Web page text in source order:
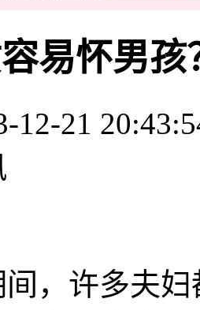
易怀男
12-21
许多夫妇